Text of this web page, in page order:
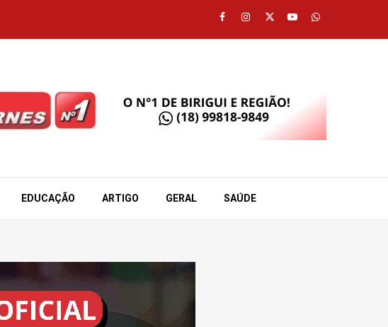
Facebook
Instagram
TwitterYoutubeWhatsapp
EDUCAÇÃO ARTIGO GERAL SAÚDE